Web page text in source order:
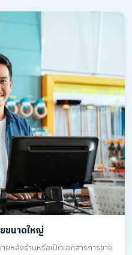
ขนาดใหญ่
ยหลังร้านหรือเปิดเอกสารการขาย